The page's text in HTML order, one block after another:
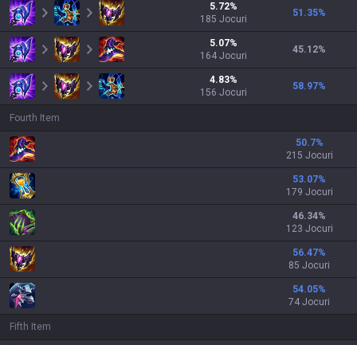
5.72%
185 Jocuri
51.35%
5.07%
164 Jocuri
45.12%
4.83%
156 Jocuri
58.97%
Fourth Item
50.7%
215 Jocuri
53.07%
179 Jocuri
46.34%
123 Jocuri
56.47%
85 Jocuri
54.05%
74 Jocuri
Fifth Item